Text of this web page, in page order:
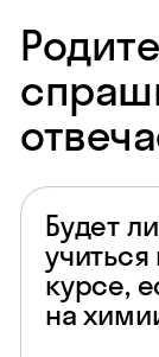
Будет
курсе,
на